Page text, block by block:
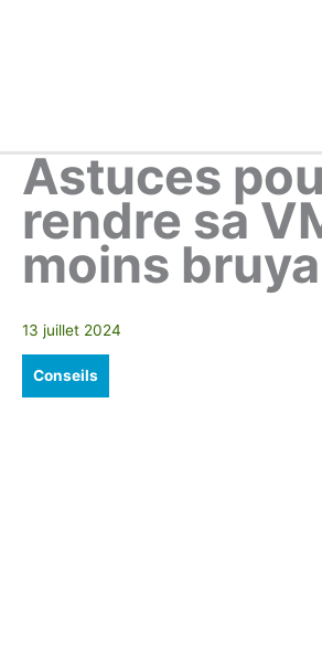
Astuces
rendre sa
moins
13 juillet 2024
Conseils